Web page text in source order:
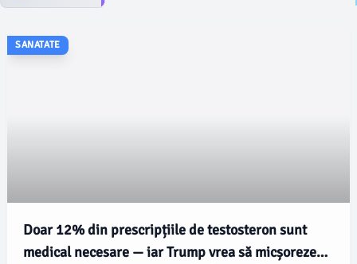
SANATATE
Doar 12% din prescripțiile de testosteron sunt
medical necesare — iar Trump vrea să micșoreze